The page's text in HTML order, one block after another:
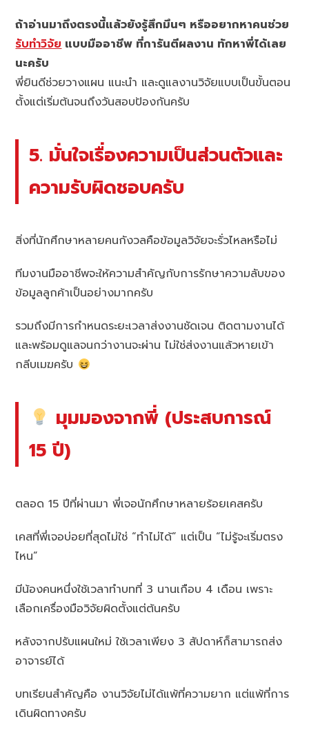
ถ้าอ่านมาถึงตรงนี้แล้วยังรู้สึกมึนๆ หรืออยากหาคนช่วย
รับทำวิจัยแบบมืออาชีพ ที่การันตีผลงาน ทักหาพี่ได้เลย
นะครับ
พี่ยินดีช่วยวางแผน แนะนำ และดูแลงานวิจัยแบบเป็นขั้นตอน
ตั้งแต่เริ่มต้นจนถึงวันสอบป้องกันครับ
5. มั่นใจเรื่องความเป็นส่วนตัวและ
ความรับผิดชอบครับ
สิ่งที่นักศึกษาหลายคนกังวลคือข้อมูลวิจัยจะรั่วไหลหรือไม่
ทีมงานมืออาชีพจะให้ความสำคัญกับการรักษาความลับของ
ข้อมูลลูกค้าเป็นอย่างมากครับ
รวมถึงมีการกำหนดระยะเวลาส่งงานชัดเจน ติดตามงานได้
และพร้อมดูแลจนกว่างานจะผ่าน ไม่ใช่ส่งงานแล้วหายเข้า
กลีบเมฆครับ
มุมมองจากพี่ (ประสบการณ์
15 ปี)
ตลอด 15 ปีที่ผ่านมา พี่เจอนักศึกษาหลายร้อยเคสครับ
เคสที่พี่เจอบ่อยที่สุดไม่ใช่ “ทำไม่ได้” แต่เป็น “ไม่รู้จะเริ่มตรง
ไหน”
มีน้องคนหนึ่งใช้เวลาทำบทที่ 3 นานเกือบ 4 เดือน เพราะ
เลือกเครื่องมือวิจัยผิดตั้งแต่ต้นครับ
หลังจากปรับแผนใหม่ ใช้เวลาเพียง 3 สัปดาห์ก็สามารถส่ง
อาจารย์ได้
บทเรียนสำคัญคือ งานวิจัยไม่ได้แพ้ที่ความยาก แต่แพ้ที่การ
เดินผิดทางครับ